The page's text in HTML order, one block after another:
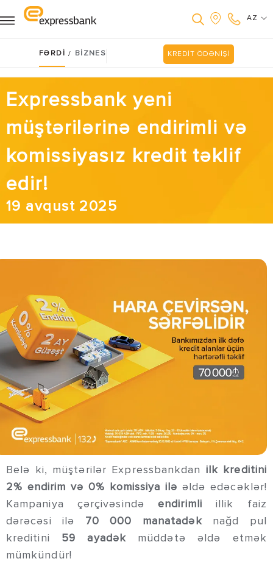
AZ
FƏRDİ / BİZNES KREDİT ÖDƏNİŞİ
Expressbank yeni
müştərilərinə endirimli və
komissiyasız kredit təklif
edir!
19 avqust 2025
Belə ki, müştərilər Expressbankdan ilk kreditini
2% endirim və 0% komissiya iləəldə edəcəklər!
Kampaniya çərçivəsində endirimliillik faiz
dərəcəsi ilə 70 000 manatadəknağd pul
kreditini 59 ayadəkmüddətə əldə etmək
mümkündür!